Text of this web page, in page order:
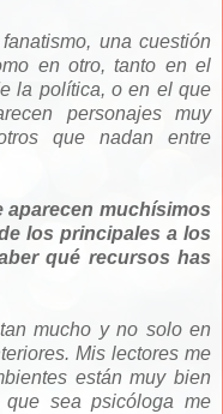
una cuestión
en otro, tanto en el
la política, o en el que
personajes muy
que nadan entre
aparecen muchísimos
los principales a los
qué recursos has
mucho y no solo en
Mis lectores me
están muy bien
sea psicóloga me